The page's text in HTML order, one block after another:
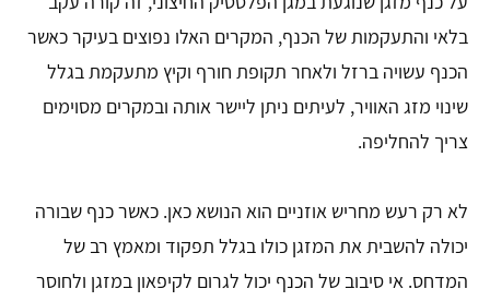
בלאי והתעקמות של הכנף, המקרים האלו נפוצים בעיקר כאשר
הכנף עשויה ברזל ולאחר תקופת חורף וקיץ מתעקמת בגלל
שינוי מזג האוויר, לעיתים ניתן ליישר אותה ובמקרים מסוימים
צריך להחליפה.
לא רק רעש מחריש אוזניים הוא הנושא כאן. כאשר כנף שבורה
יכולה להשבית את המזגן כולו בגלל תפקוד ומאמץ רב של
המדחס. אי סיבוב של הכנף יכול לגרום לקיפאון במזגן ולחוסר